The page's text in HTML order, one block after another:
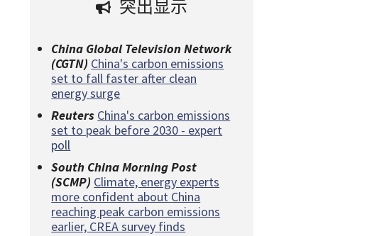
突出显示
China Global Television Network
(CGTN) China's carbon emissions
set to fall faster after clean
energy surge
Reuters China's carbon emissions
set to peak before 2030 - expert
poll
South China Morning Post
(SCMP) Climate, energy experts
more confident about China
reaching peak carbon emissions
earlier, CREA survey finds